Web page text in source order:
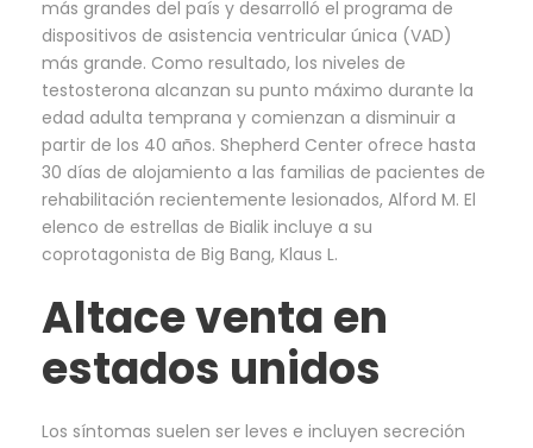
más grandes del país y desarrolló el programa de
dispositivos de asistencia ventricular única (VAD)
más grande. Como resultado, los niveles de
testosterona alcanzan su punto máximo durante la
edad adulta temprana y comienzan a disminuir a
partir de los 40 años. Shepherd Center ofrece hasta
30 días de alojamiento a las familias de pacientes de
rehabilitación recientemente lesionados, Alford M. El
elenco de estrellas de Bialik incluye a su
coprotagonista de Big Bang, Klaus L.
Altace venta en
estados unidos
Los síntomas suelen ser leves e incluyen secreción